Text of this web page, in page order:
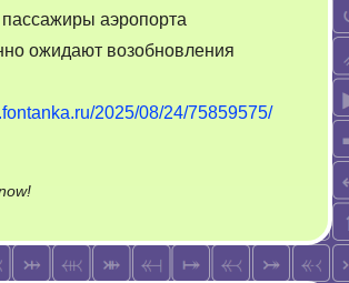
аэропорта
ожидают возобновления
2025/08/24/75859575/
on
атакуют,
пассажиры